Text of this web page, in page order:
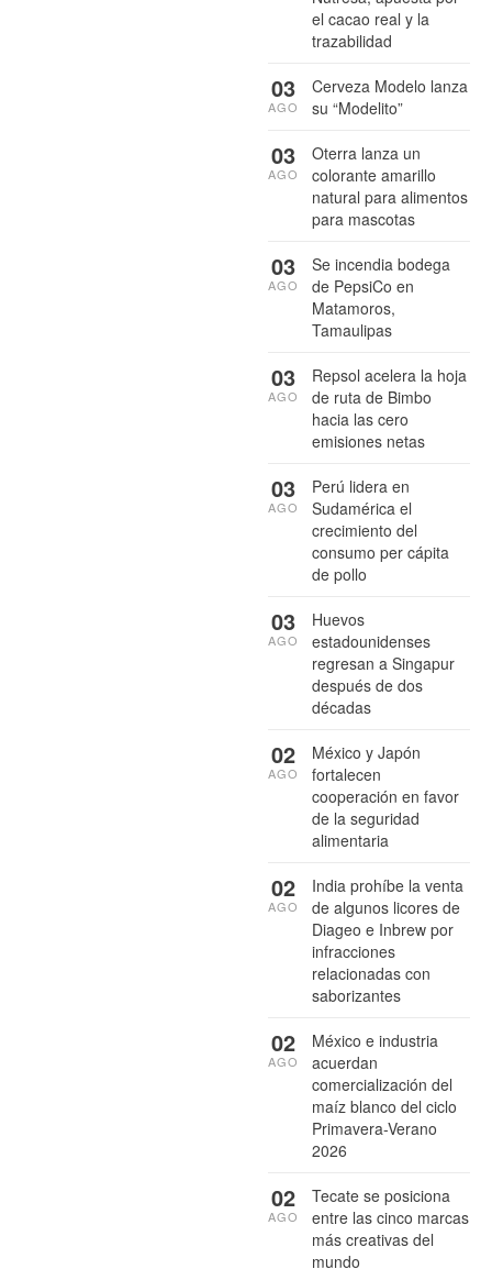
el cacao real y la
trazabilidad
Cerveza Modelo lanza
su “Modelito”
03
AGO
Oterra lanza un
colorante amarillo
natural para alimentos
para mascotas
03
AGO
Se incendia bodega
de PepsiCo en
Matamoros,
Tamaulipas
03
AGO
Repsol acelera la hoja
de ruta de Bimbo
hacia las cero
emisiones netas
03
AGO
Perú lidera en
Sudamérica el
crecimiento del
consumo per cápita
de pollo
03
AGO
Huevos
estadounidenses
regresan a Singapur
después de dos
décadas
03
AGO
México y Japón
fortalecen
cooperación en favor
de la seguridad
alimentaria
02
AGO
India prohíbe la venta
de algunos licores de
Diageo e Inbrew por
infracciones
relacionadas con
saborizantes
02
AGO
México e industria
acuerdan
comercialización del
maíz blanco del ciclo
Primavera-Verano
2026
02
AGO
Tecate se posiciona
entre las cinco marcas
más creativas del
mundo
02
AGO